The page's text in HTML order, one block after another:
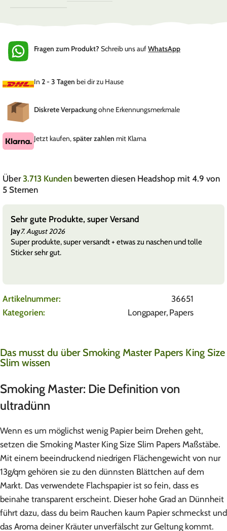
Fragen zum Produkt? Schreib uns aufWhatsApp
In 2 - 3 Tagen bei dir zu Hause
Diskrete Verpackungohne Erkennungsmerkmale
Jetzt kaufen,später zahlen mit Klarna
Über3.713 Kunden bewerten diesen Headshop mit 4.9 von
5 Sternen
Sehr gute Produkte, super Versand
Jay7. August 2026
Super produkte, super versandt + etwas zu naschen und tolle
Sticker sehr gut.
Artikelnummer:
36651
Kategorien:
Longpaper, Papers
Das musst du über Smoking Master Papers King Size
Slim wissen
Smoking Master: Die Definition von
ultradünn
Wenn es um möglichst wenig Papier beim Drehen geht,
setzen die Smoking Master King Size Slim Papers Maßstäbe.
Mit einem beeindruckend niedrigen Flächengewicht von nur
13g/qm gehören sie zu den dünnsten Blättchen auf dem
Markt. Das verwendete Flachspapier ist so fein, dass es
beinahe transparent erscheint. Dieser hohe Grad an Dünnheit
führt dazu, dass du beim Rauchen kaum Papier schmeckst und
das Aroma deiner Kräuter unverfälscht zur Geltung kommt.